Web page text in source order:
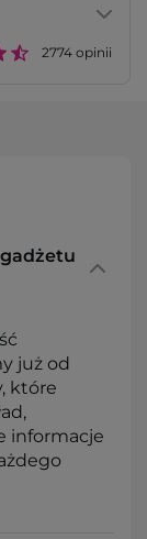
2774 opinii
już od
które
informacje